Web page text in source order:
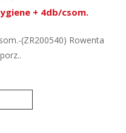
+ 4db/csom.
(ZR200540) Rowenta